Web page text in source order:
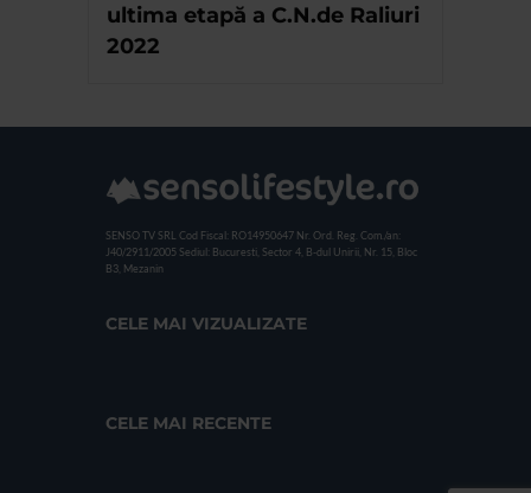
ultima etapă a C.N.de Raliuri
2022
SENSO TV SRL Cod Fiscal: RO14950647 Nr. Ord. Reg. Com./an:
J40/2911/2005 Sediul: Bucuresti, Sector 4, B-dul Unirii, Nr. 15, Bloc
B3, Mezanin
CELE MAI VIZUALIZATE
CELE MAI RECENTE